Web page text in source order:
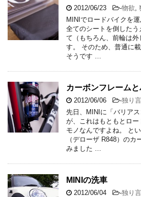
2012/06/23 -物欲
MINIでロードバイクを
全てのシートを倒した
て（もちろん、前輪は
す。 そのため、普通に
そうです …
カーボンフレーム
2012/06/06 -独り言
先日、MINIに「バリア
が、これはもともとロ
モノなんですよね。 と
（デローザ R848）の
みました …
MINIの洗車
2012/06/04 -独り言